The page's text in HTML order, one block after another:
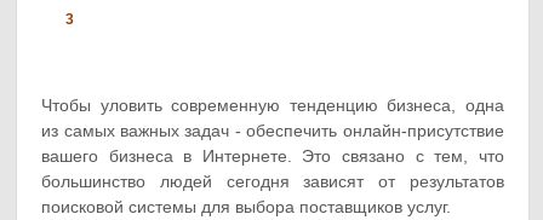
3
Чтобы уловить современную тенденцию бизнеса, одна
из самых важных задач - обеспечить онлайн-присутствие
вашего бизнеса в Интернете. Это связано с тем, что
большинство людей сегодня зависят от результатов
поисковой системы для выбора поставщиков услуг.